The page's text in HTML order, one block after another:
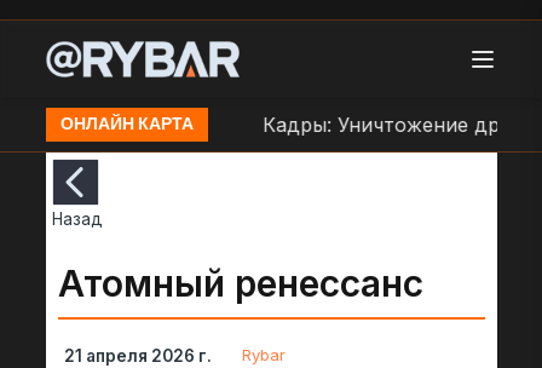
ОНЛАЙН КАРТА
ВСУ в Орехове Кадры: Уничтожение дроном
Назад
Атомный ренессанс
21 апреля 2026 г. Rybar